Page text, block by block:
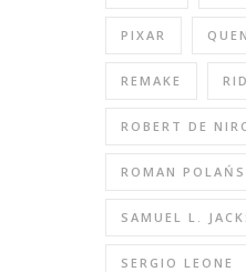
PIXAR
REMAKE
ROBERT DE
ROMAN
SAMUEL L.
SERGIO LEONE